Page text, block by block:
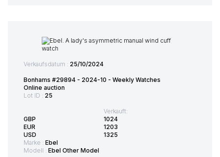
Verkaufsdatum : 25/10/2024
Bonhams #29894 - 2024-10 - Weekly Watches
Online auction
Lot ID : 25
GBP
EUR
USD
Verkauft:
1024
1203
1325
Marke : Ebel
Modell : Ebel Other Model